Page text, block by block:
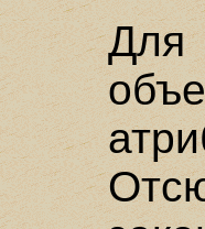
Для